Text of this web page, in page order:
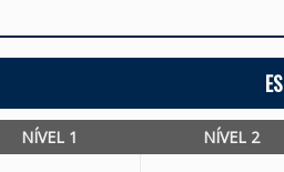
NÍVEL 1 NÍVEL 2